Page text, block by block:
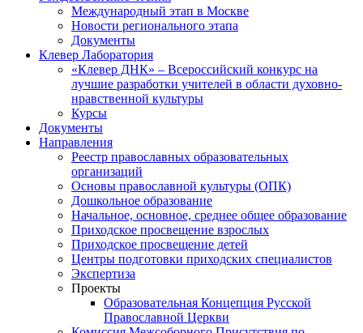
Международный этап в Москве
Новости регионального этапа
Документы
Клевер Лаборатория
«Клевер ДНК» – Всероссийский конкурс на
лучшие разработки учителей в области духовно-
нравственной культуры
Курсы
Документы
Направления
Реестр православных образовательных
организаций
Основы православной культуры (ОПК)
Дошкольное образование
Начальное, основное, среднее общее образование
Приходское просвещение взрослых
Приходское просвещение детей
Центры подготовки приходских специалистов
Экспертиза
Проекты
Образовательная Концепция Русской
Православной Церкви